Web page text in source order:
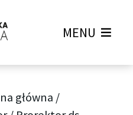
MENU
główna /